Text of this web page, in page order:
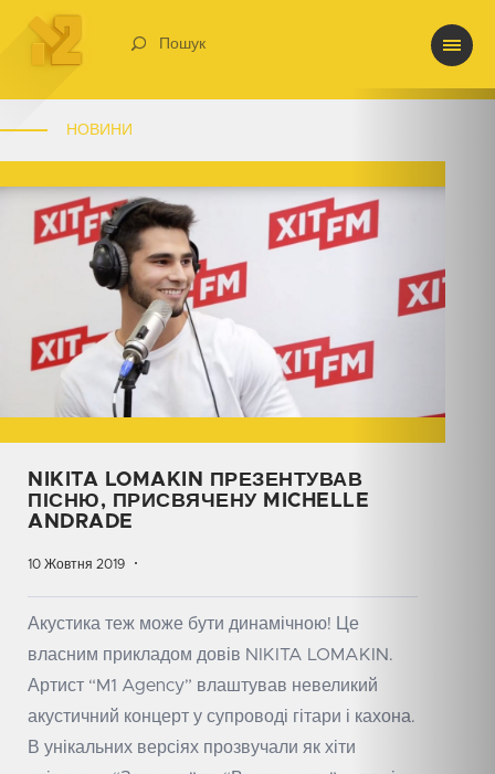
Пошук
НОВИНИ
NIKITA LOMAKIN ПРЕЗЕНТУВАВ
ПІСНЮ, ПРИСВЯЧЕНУ MICHELLE
ANDRADE
10 Жовтня 2019
Акустика теж може бути динамічною! Це
власним прикладом довів NIKITA LOMAKIN.
Артист “M1 Agency” влаштував невеликий
акустичний концерт у супроводі гітари і кахона.
В унікальних версіях прозвучали як хіти